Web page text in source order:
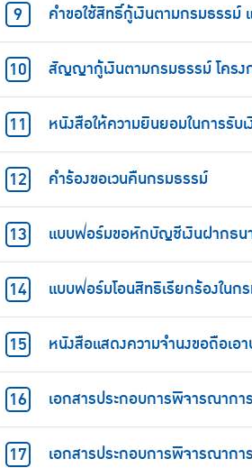
คำขอใช้สิทธิ์กู้เงินตามกรมธรร
สัญญากู้เงินตามกรมธรรม์ โคร
หนังสือให้ความยินยอมในการรั
คำร้องขอเวนคืนกรมธรรม์
แบบฟอร์มขอหักบัญชีเงินฝากธน
แบบฟอร์มโอนสิทธิเรียกร้องในก
หนังสือแสดงความจำนงขอถือเอ
เอกสารประกอบการพิจารณาก
เอกสารประกอบการพิจารณาก